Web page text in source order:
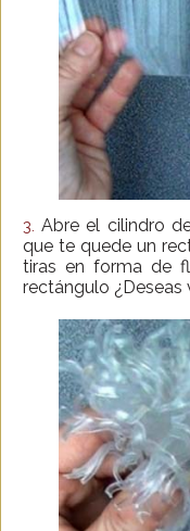
3. Abre el cilindro
que te quede un
tiras en forma de
rectángulo ¿Deseas